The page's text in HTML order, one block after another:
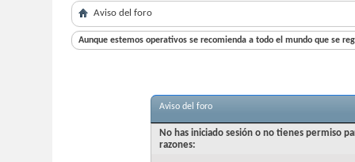
Aviso del foro
Aunque estemos operativos se recomienda a todo el mundo que se
Aviso del foro
No has iniciado sesión o no tienes permiso
razones: